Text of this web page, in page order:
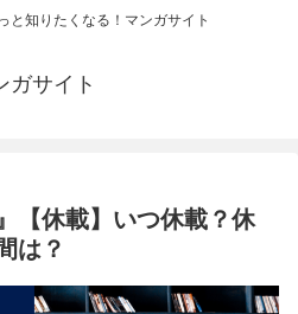
と知りたくなる！マンガサイト
ガサイト
【休載】いつ休載？休
は？